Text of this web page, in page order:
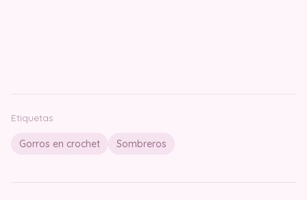
Etiquetas
Gorros en crochet Sombreros